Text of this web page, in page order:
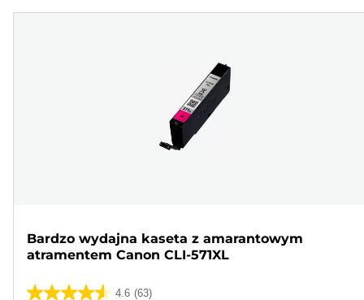
Bardzo wydajna kaseta z amarantowym
atramentem Canon CLI-571XL
4.6 (63)